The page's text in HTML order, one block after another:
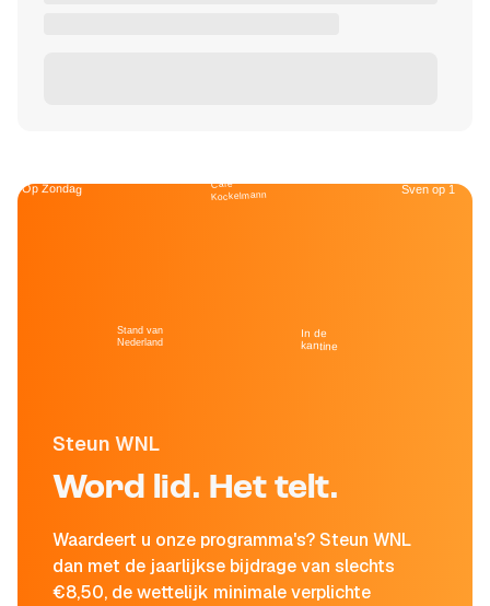
Steun WNL
Word lid. Het telt.
Waardeert u onze programma's? Steun WNL
dan met de jaarlijkse bijdrage van slechts
€8,50, de wettelijk minimale verplichte
Op Zondag
Stand van
Nederland
Café
Kockelmann
In de
kantine
Sven op 1